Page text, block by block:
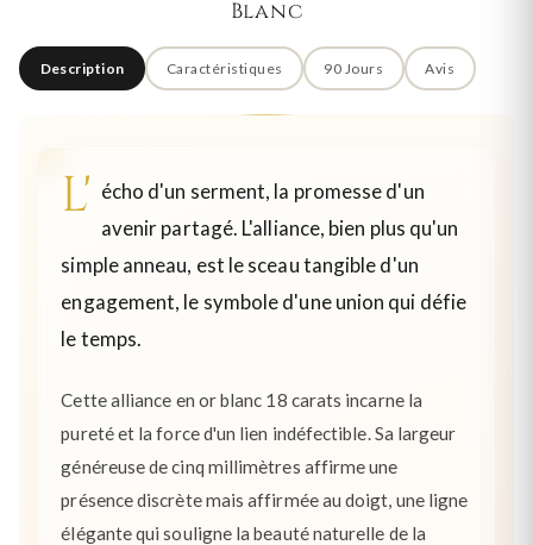
Blanc
Description Caractéristiques 90 Jours Avis
L' écho d'un serment, la promesse d'un
avenir partagé. L'alliance, bien plus qu'un
simple anneau, est le sceau tangible d'un
engagement, le symbole d'une union qui défie
le temps.
Cette alliance en or blanc 18 carats incarne la
pureté et la force d'un lien indéfectible. Sa largeur
généreuse de cinq millimètres affirme une
présence discrète mais affirmée au doigt, une ligne
élégante qui souligne la beauté naturelle de la